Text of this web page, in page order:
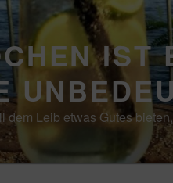
IST
dem Leib etwas Gutes